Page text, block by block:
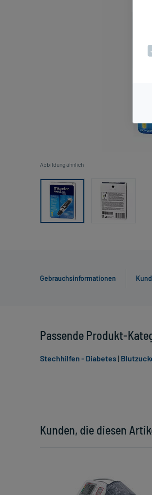
Abbildung ähnlich
Gebrauchsinformationen
Kunden, die diesen
Passende Produkt-
Stechhilfen - Diabetes|